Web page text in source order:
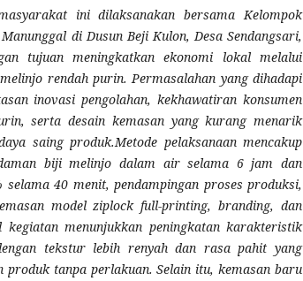
ini dilaksanakan bersama Kelompok
di Dusun Beji Kulon, Desa Sendangsari,
tujuan meningkatkan ekonomi lokal melalui
rendah purin. Permasalahan yang dihadapi
inovasi pengolahan, kekhawatiran konsumen
serta desain kemasan yang kurang menarik
saing produk.Metode pelaksanaan mencakup
biji melinjo dalam air selama 6 jam dan
40 menit, pendampingan proses produksi,
model ziplock full-printing, branding, dan
kegiatan menunjukkan peningkatan karakteristik
tekstur lebih renyah dan rasa pahit yang
produk tanpa perlakuan. Selain itu, kemasan baru